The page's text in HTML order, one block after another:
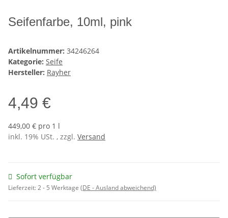
Seifenfarbe, 10ml, pink
Artikelnummer: 34246264
Kategorie: Seife
Hersteller: Rayher
4,49 €
449,00 € pro 1 l
inkl. 19% USt. , zzgl. Versand
Sofort verfügbar
Lieferzeit:2 - 5 Werktage (DE - Ausland abweichend)